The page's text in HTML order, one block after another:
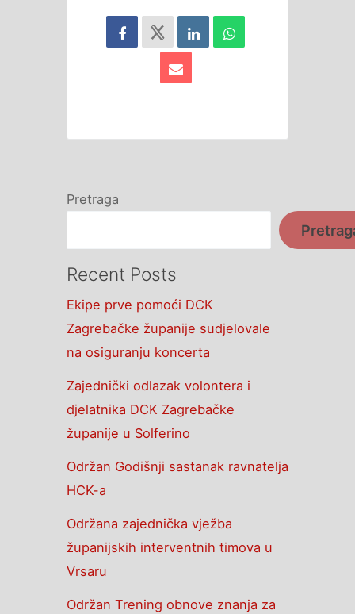
Pretraga
Recent Posts
Ekipe prve pomoći DCK
Zagrebačke županije sudjelovale
na osiguranju koncerta
Zajednički odlazak volontera i
djelatnika DCK Zagrebačke
županije u Solferino
Održan Godišnji sastanak ravnatelja
HCK-a
Održana zajednička vježba
županijskih interventnih timova u
Vrsaru
Održan Trening obnove znanja za